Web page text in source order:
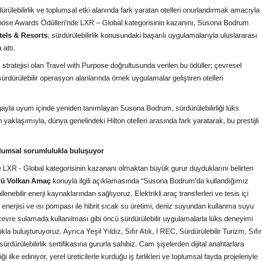
ve toplumsal etki alanında fark yaratan otelleri onurlandırmak amacıyla
Awards Ödülleri’nde LXR – Global kategorisinin kazanını, Susona Bodrum
& Resorts, sürdürülebilirlik konusundaki başarılı uygulamalarıyla uluslararası
stratejisi olan Travel with Purpose doğrultusunda verilen bu ödüller; çevresel
operasyon alanlarında örnek uygulamalar geliştiren otelleri
uyum içinde yeniden tanımlayan Susona Bodrum, sürdürülebilirliği lüks
dünya genelindeki Hilton otelleri arasında fark yaratarak, bu prestijli
sorumlulukla buluşuyor
- Global kategorisinin kazananı olmaktan büyük gurur duyduklarını belirten
Volkan Amaç konuyla ilgili açıklamasında “Susona Bodrum’da kullandığımız
enerji kaynaklarından sağlıyoruz. Elektrikli araç transferleri ve tesis içi
ve ısı pompası ile hibrit sıcak su üretimi, deniz suyundan kullanma suyu
sulamada kullanılması gibi öncü sürdürülebilir uygulamalarla lüks deneyimi
buluşturuyoruz. Ayrıca Yeşil Yıldız, Sıfır Atık, I REC, Sürdürülebilir Turizm, Sıfır
sertifikasına gururla sahibiz. Cam şişelerden dijital anahtarlara
ilke ediniyor, yerel üreticilerle kurduğu iş birlikleri ve toplumsal fayda projeleriyle